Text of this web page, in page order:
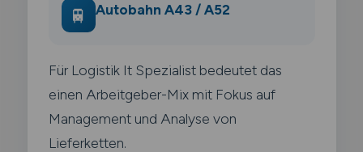
🚆 Autobahn A43 / A52
Für Logistik It Spezialist bedeutet das
einen Arbeitgeber-Mix mit Fokus auf
Management und Analyse von
Lieferketten.